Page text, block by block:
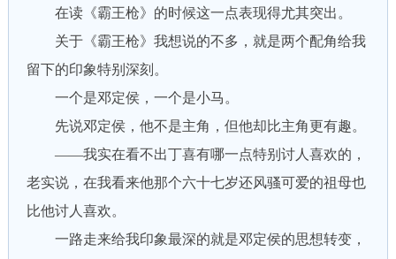
在读《霸王枪》的时候这一点表现得尤其突出。
关于《霸王枪》我想说的不多，就是两个配角给我
留下的印象特别深刻。
一个是邓定侯，一个是小马。
先说邓定侯，他不是主角，但他却比主角更有趣。
——我实在看不出丁喜有哪一点特别讨人喜欢的，
老实说，在我看来他那个六十七岁还风骚可爱的祖母也
比他讨人喜欢。
一路走来给我印象最深的就是邓定侯的思想转变，